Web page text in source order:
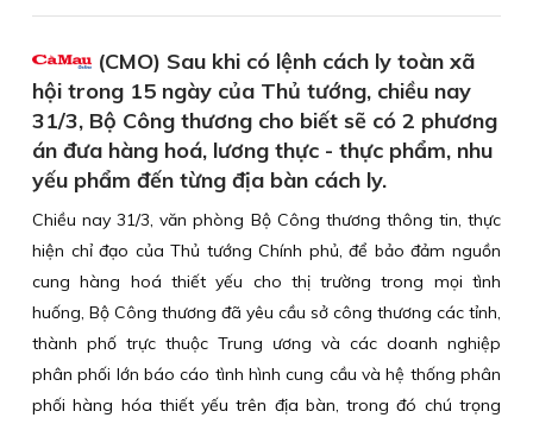
(CMO) Sau khi có lệnh cách ly toàn xã
hội trong 15 ngày của Thủ tướng, chiều nay
31/3, Bộ Công thương cho biết sẽ có 2 phương
án đưa hàng hoá, lương thực - thực phẩm, nhu
yếu phẩm đến từng địa bàn cách ly.
Chiều nay 31/3, văn phòng Bộ Công thương thông tin, thực
hiện chỉ đạo của Thủ tướng Chính phủ, để bảo đảm nguồn
cung hàng hoá thiết yếu cho thị trường trong mọi tình
huống, Bộ Công thương đã yêu cầu sở công thương các tỉnh,
thành phố trực thuộc Trung ương và các doanh nghiệp
phân phối lớn báo cáo tình hình cung cầu và hệ thống phân
phối hàng hóa thiết yếu trên địa bàn, trong đó chú trọng